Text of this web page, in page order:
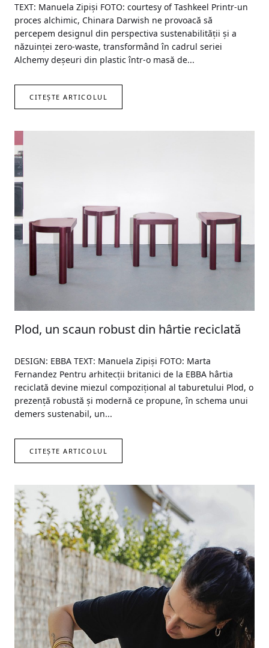
TEXT: Manuela Zipiși FOTO: courtesy of Tashkeel Printr-un
proces alchimic, Chinara Darwish ne provoacă să
percepem designul din perspectiva sustenabilității și a
năzuinței zero-waste, transformând în cadrul seriei
Alchemy deșeuri din plastic într-o masă de...
CITEȘTE ARTICOLUL
Plod, un scaun robust din hârtie reciclată
DESIGN: EBBA TEXT: Manuela Zipiși FOTO: Marta
Fernandez Pentru arhitecții britanici de la EBBA hârtia
reciclată devine miezul compozițional al taburetului Plod, o
prezență robustă și modernă ce propune, în schema unui
demers sustenabil, un...
CITEȘTE ARTICOLUL